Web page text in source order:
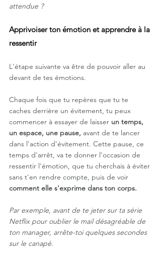
attendue ?
Apprivoiser ton émotion et apprendre à la
ressentir
L'étape suivante va être de pouvoir aller au
devant de tes émotions.
Chaque fois que tu repères que tu te
caches derrière un évitement, tu peux
commencer à essayer de laisser un temps,
un espace, une pause, avant de te lancer
dans l'action d'évitement. Cette pause, ce
temps d'arrêt, va te donner l'occasion de
ressentir l'émotion, que tu cherchais à éviter
sans t'en rendre compte, puis de voir
comment elle s'exprime dans ton corps.
Par exemple, avant de te jeter sur ta série
Netflix pour oublier le mail désagréable de
ton manager, arrête-toi quelques secondes
sur le canapé.